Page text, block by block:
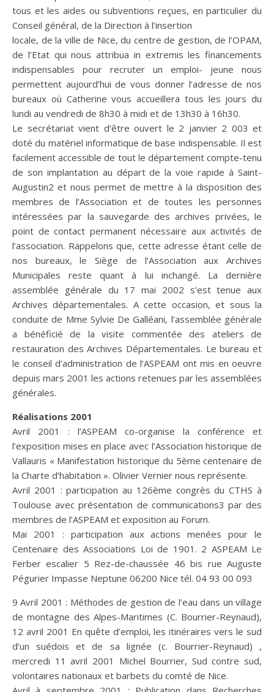
tous et les aides ou subventions reçues, en particulier du
Conseil général, de la Direction à l’insertion
locale, de la ville de Nice, du centre de gestion, de l’OPAM,
de l’Etat qui nous attribua in extremis les financements
indispensables pour recruter un emploi- jeune nous
permettent aujourd’hui de vous donner l’adresse de nos
bureaux où Catherine vous accueillera tous les jours du
lundi au vendredi de 8h30 à midi et de 13h30 à 16h30.
Le secrétariat vient d’être ouvert le 2 janvier 2 003 et
doté du matériel informatique de base indispensable. Il est
facilement accessible de tout le département compte-tenu
de son implantation au départ de la voie rapide à Saint-
Augustin2 et nous permet de mettre à la disposition des
membres de l’Association et de toutes les personnes
intéressées par la sauvegarde des archives privées, le
point de contact permanent nécessaire aux activités de
l’association. Rappelons que, cette adresse étant celle de
nos bureaux, le Siège de l’Association aux Archives
Municipales reste quant à lui inchangé. La dernière
assemblée générale du 17 mai 2002 s’est tenue aux
Archives départementales. A cette occasion, et sous la
conduite de Mme Sylvie De Galléani, l’assemblée générale
a bénéficié de la visite commentée des ateliers de
restauration des Archives Départementales. Le bureau et
le conseil d’administration de l’ASPEAM ont mis en oeuvre
depuis mars 2001 les actions retenues par les assemblées
générales.
Réalisations 2001
Avril 2001 : l’ASPEAM co-organise la conférence et
l’exposition mises en place avec l’Association historique de
Vallauris « Manifestation historique du 5ème centenaire de
la Charte d’habitation ». Olivier Vernier nous représente.
Avril 2001 : participation au 126ème congrès du CTHS à
Toulouse avec présentation de communications3 par des
membres de l’ASPEAM et exposition au Forum.
Mai 2001 : participation aux actions menées pour le
Centenaire des Associations Loi de 1901. 2 ASPEAM Le
Ferber escalier 5 Rez-de-chaussée 46 bis rue Auguste
Pégurier Impasse Neptune 06200 Nice tél. 04 93 00 093
9 Avril 2001 : Méthodes de gestion de l’eau dans un village
de montagne des Alpes-Maritimes (C. Bourrier-Reynaud),
12 avril 2001 En quête d’emploi, les itinéraires vers le sud
d’un suédois et de sa lignée (c. Bourrier-Reynaud) ,
mercredi 11 avril 2001 Michel Bourrier, Sud contre sud,
volontaires nationaux et barbets du comté de Nice.